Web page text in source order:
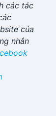
các tác
của
nhắn